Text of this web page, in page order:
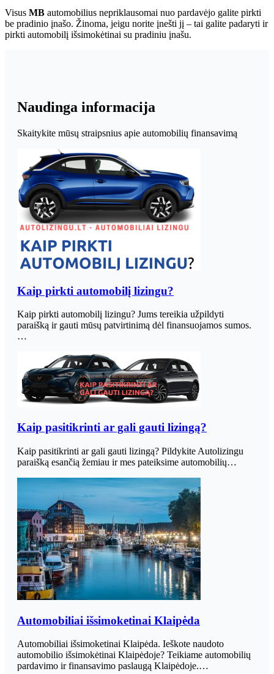
Visus MB automobilius nepriklausomai nuo pardavėjo galite pirkti
be pradinio įnašo. Žinoma, jeigu norite įnešti jį – tai galite padaryti ir
pirkti automobilį išsimokėtinai su pradiniu įnašu.
Naudinga informacija
Skaitykite mūsų straipsnius apie automobilių finansavimą
Kaip pirkti automobilį lizingu?
Kaip pirkti automobilį lizingu? Jums tereikia užpildyti
paraišką ir gauti mūsų patvirtinimą dėl finansuojamos sumos.
…
Kaip pasitikrinti ar gali gauti lizingą?
Kaip pasitikrinti ar gali gauti lizingą? Pildykite Autolizingu
paraišką esančią žemiau ir mes pateiksime automobilių…
Automobiliai išsimoketinai Klaipėda
Automobiliai išsimoketinai Klaipėda. Ieškote naudoto
automobilio išsimokėtinai Klaipėdoje? Teikiame automobilių
pardavimo ir finansavimo paslaugą Klaipėdoje.…